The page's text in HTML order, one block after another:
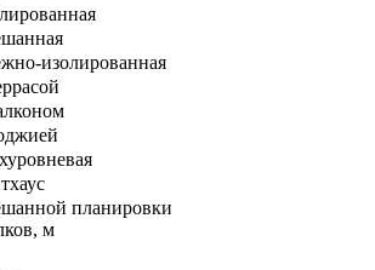
изолированная
планировки
м